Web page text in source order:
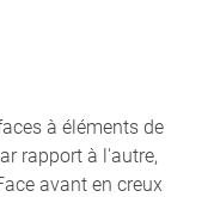
à éléments de
rapport à l'autre,
avant en creux